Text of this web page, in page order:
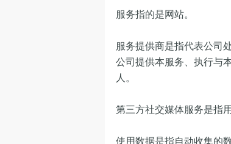
服务指的是网站。
服务提供商是指代表公司
公司提供本服务、执行与
人。
第三方社交媒体服务是指
使用数据是指自动收集的